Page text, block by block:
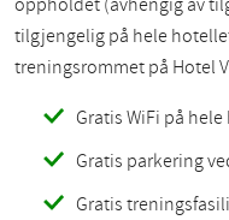
tilgjengelig på hele
treningsrommet på Hotel
Gratis WiFi på
Gratis parkering
Gratis